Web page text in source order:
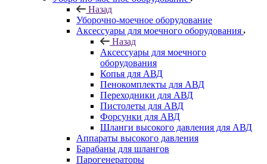
Назад
Уборочно-моечное оборудование
Аксессуары для моечного оборудования
Назад
Аксессуары для моечного
оборудования
Копья для АВД
Пенокомплекты для АВД
Переходники для АВД
Пистолеты для АВД
Форсунки для АВД
Шланги высокого давления для АВД
Аппараты высокого давления
Барабаны для шлангов
Парогенераторы